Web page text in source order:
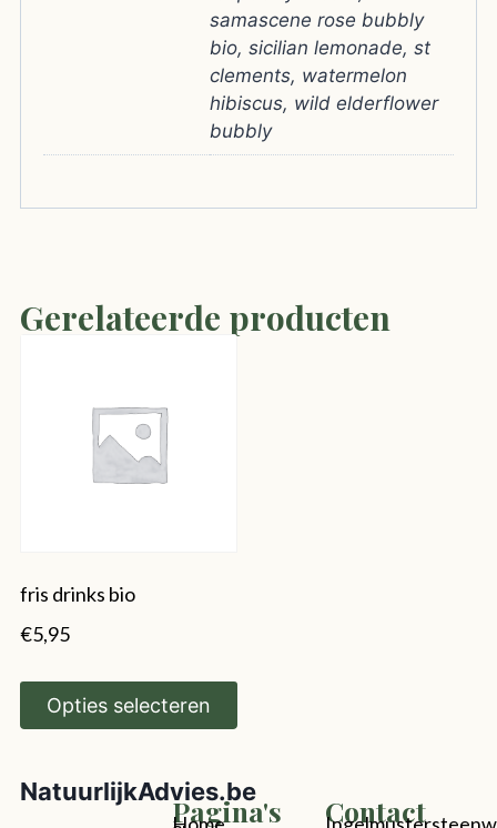
samascene rose bubbly
bio, sicilian lemonade, st
clements, watermelon
hibiscus, wild elderflower
bubbly
Gerelateerde producten
fris drinks bio
€5,95
Opties selecteren
NatuurlijkAdvies.be
Pagina's Contact